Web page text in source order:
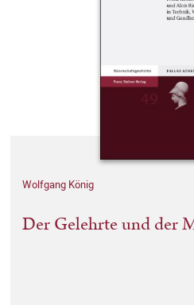
Wolfgang König
Der Gelehrte und der